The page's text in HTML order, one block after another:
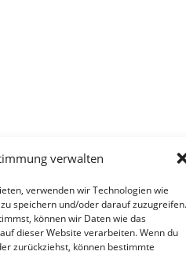
verwalten
verwenden wir Technologien wie
speichern und/oder darauf zuzugreifen.
können wir Daten wie das
dieser Website verarbeiten. Wenn du
zurückziehst, können bestimmte